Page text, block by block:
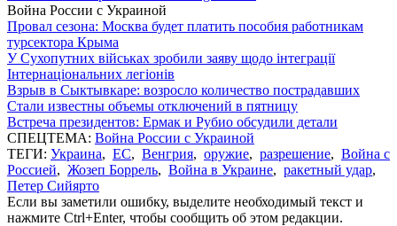
Война России с Украиной
Провал сезона: Москва будет платить пособия работникам
турсектора Крыма
У Сухопутних військах зробили заяву щодо інтеграції
Інтернаціональних легіонів
Взрыв в Сыктывкаре: возросло количество пострадавших
Стали известны объемы отключений в пятницу
Встреча президентов: Ермак и Рубио обсудили детали
СПЕЦТЕМА: Война России с Украиной
ТЕГИ: Украина, ЕС, Венгрия, оружие, разрешение, Война с
Россией, Жозеп Боррель, Война в Украине, ракетный удар,
Петер Сийярто
Если вы заметили ошибку, выделите необходимый текст и
нажмите Ctrl+Enter, чтобы сообщить об этом редакции.